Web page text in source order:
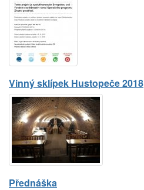
Vinný sklípek Hustopeče 2018
Přednáška